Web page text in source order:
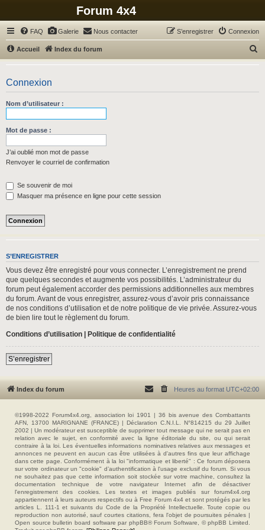
Forum 4x4
FAQ Galerie Nous contacter Connexion
S’enregistrer
Accueil Index du forum
h
Connexion
Nom d’utilisateur :
Mot de passe :
J’ai oublié mon mot de passe
Renvoyer le courriel de confirmation
Se souvenir de moi
Masquer ma présence en ligne pour cette session
S’ENREGISTRER
Vous devez être enregistré pour vous connecter. L’enregistrement ne prend
que quelques secondes et augmente vos possibilités. L’administrateur du
forum peut également accorder des permissions additionnelles aux membres
du forum. Avant de vous enregistrer, assurez-vous d’avoir pris connaissance
de nos conditions d’utilisation et de notre politique de vie privée. Assurez-vous
de bien lire tout le règlement du forum.
Conditions d’utilisation | Politique de confidentialité
S’enregistrer
Index du forum Heures au format UTC+02:00
©1998-2022 Forum4x4.org, association loi 1901 | 36 bis avenue des Combattants
AFN, 13700 MARIGNANE (FRANCE) | Déclaration C.N.I.L. N°814215 du 29 Juillet
2002 | Un modérateur est susceptible de supprimer tout message qui ne serait pas en
relation avec le sujet, en conformité avec la ligne éditoriale du site, ou qui serait
contraire à la loi. Les éventuelles informations nominatives relatives aux messages et
annonces ne peuvent en aucun cas être utilisées à d'autres fins que leur affichage
dans cette page. Conformément à la loi "informatique et liberté" : Ce forum déposera
sur votre ordinateur un "cookie" d’authentification à l'usage exclusif du forum. Si vous
ne souhaitez pas que cette information soit stockée sur votre machine, consultez la
documentation technique de votre navigateur Internet afin de désactiver
l'enregistrement des cookies. Les textes et images publiés sur forum4x4.org
appartiennent à leurs auteurs respectifs ou à Free Forum 4x4 et sont protégés par les
articles L. 111-1 et suivants du Code de la Propriété Intellectuelle. Toute copie ou
reproduction non autorisé, sauf courtes citations, fera l'objet de poursuites pénales |
Open source bulletin board software par phpBB® Forum Software, © phpBB Limited.